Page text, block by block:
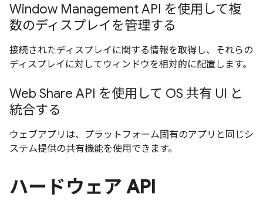
Window Management API を使用して複
数のディスプレイを管理する
接続されたディスプレイに関する情報を取得し、それらの
ディスプレイに対してウィンドウを相対的に配置します。
Web Share API を使用して OS 共有 UI と
統合する
ウェブアプリは、プラットフォーム固有のアプリと同じシ
ステム提供の共有機能を使用できます。
ハードウェア API